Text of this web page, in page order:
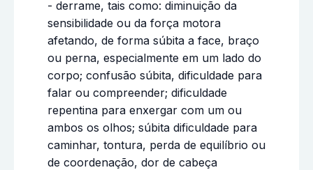
- derrame, tais como: diminuição da
sensibilidade ou da força motora
afetando, de forma súbita a face, braço
ou perna, especialmente em um lado do
corpo; confusão súbita, dificuldade para
falar ou compreender; dificuldade
repentina para enxergar com um ou
ambos os olhos; súbita dificuldade para
caminhar, tontura, perda de equilíbrio ou
de coordenação, dor de cabeça